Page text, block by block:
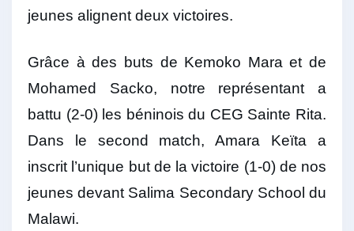
jeunes alignent deux victoires.
Grâce à des buts de Kemoko Mara et de
Mohamed Sacko, notre représentant a
battu (2-0) les béninois du CEG Sainte Rita.
Dans le second match, Amara Keïta a
inscrit l’unique but de la victoire (1-0) de nos
jeunes devant Salima Secondary School du
Malawi.